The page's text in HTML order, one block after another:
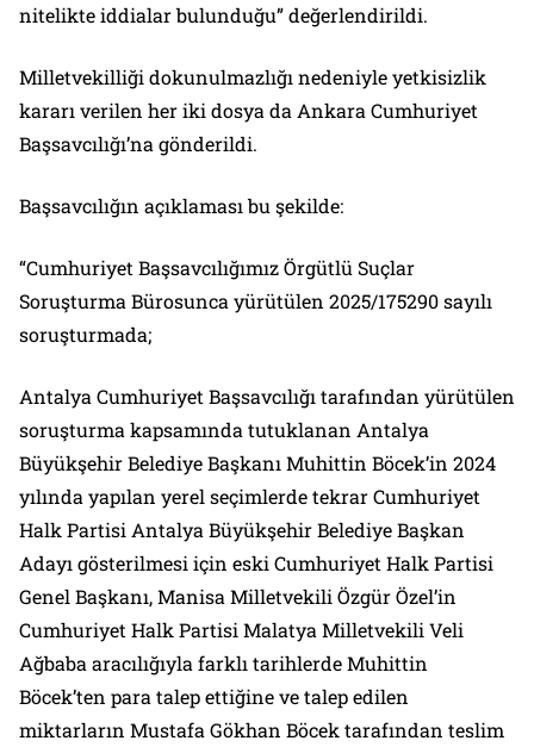
nitelikte iddialar bulunduğu” değerlendirildi.
Milletvekilliği dokunulmazlığı nedeniyle yetkisizlik
kararı verilen her iki dosya da Ankara Cumhuriyet
Başsavcılığı’na gönderildi.
Başsavcılığın açıklaması bu şekilde:
“Cumhuriyet Başsavcılığımız Örgütlü Suçlar
Soruşturma Bürosunca yürütülen 2025/175290 sayılı
soruşturmada;
Antalya Cumhuriyet Başsavcılığı tarafından yürütülen
soruşturma kapsamında tutuklanan Antalya
Büyükşehir Belediye Başkanı Muhittin Böcek’in 2024
yılında yapılan yerel seçimlerde tekrar Cumhuriyet
Halk Partisi Antalya Büyükşehir Belediye Başkan
Adayı gösterilmesi için eski Cumhuriyet Halk Partisi
Genel Başkanı, Manisa Milletvekili Özgür Özel’in
Cumhuriyet Halk Partisi Malatya Milletvekili Veli
Ağbaba aracılığıyla farklı tarihlerde Muhittin
Böcek’ten para talep ettiğine ve talep edilen
miktarların Mustafa Gökhan Böcek tarafından teslim